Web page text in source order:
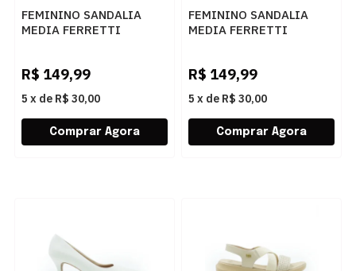
FEMININO SANDALIA
MEDIA FERRETTI
R$ 149,99
5 x de R$ 30,00
FEMININO SANDALIA
MEDIA FERRETTI
R$ 149,99
5 x de R$ 30,00